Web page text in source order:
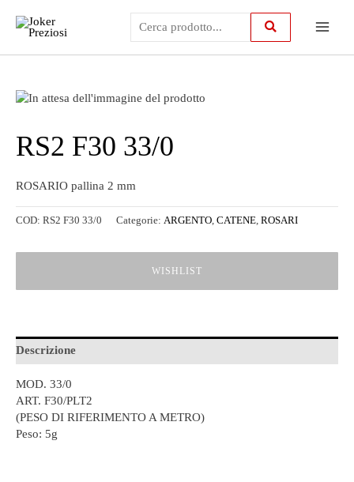
contenuto
RS2 F30 33/0
ROSARIO pallina 2 mm
COD: RS2 F30 33/0 Categorie: ARGENTO, CATENE, ROSARI
WISHLIST
Descrizione
MOD. 33/0
ART. F30/PLT2
(PESO DI RIFERIMENTO A METRO)
Peso: 5g